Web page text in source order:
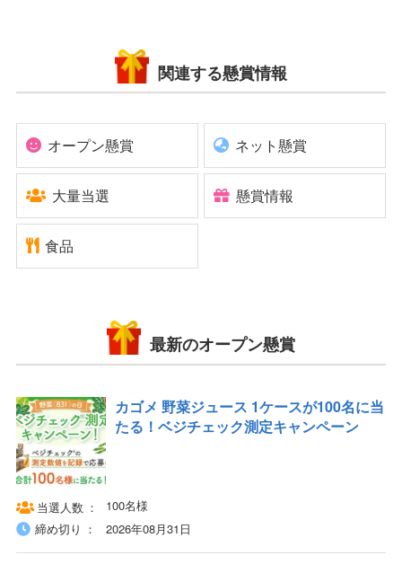
関連する懸賞情報
オープン懸賞 ネット懸賞
大量当選 懸賞情報
食品
最新のオープン懸賞
カゴメ 野菜ジュース 1ケースが100名に当
たる！ベジチェック測定キャンペーン
当選人数
100名様
締め切り
2026年08月31日